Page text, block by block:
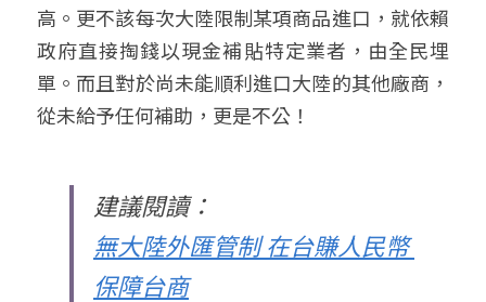
高。更不該每次大陸限制某項商品進口，就依賴
政府直接掏錢以現金補貼特定業者，由全民埋
單。而且對於尚未能順利進口大陸的其他廠商，
從未給予任何補助，更是不公！
建議閱讀：
無大陸外匯管制 在台賺人民幣
保障台商